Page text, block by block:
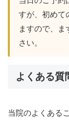
すが、初めて
ますので、ま
さい。
よくある質
当院のよくある